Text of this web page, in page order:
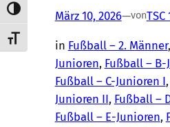
Umschalten auf hohe Kontraste
Schrift vergrößern
März 10, 2026—vonTSC
in Fußball – 2. Männer,
Junioren, Fußball –
Fußball – C-Junioren I,
Junioren II, Fußball –
Fußball – E-Junioren,